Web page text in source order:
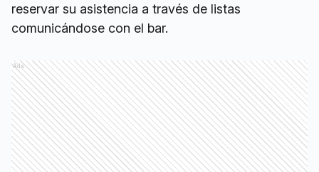
reservar su asistencia a través de listas
comunicándose con el bar.
Ads